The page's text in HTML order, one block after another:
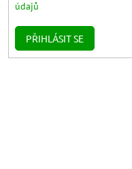
údajů
PŘIHLÁSIT SE